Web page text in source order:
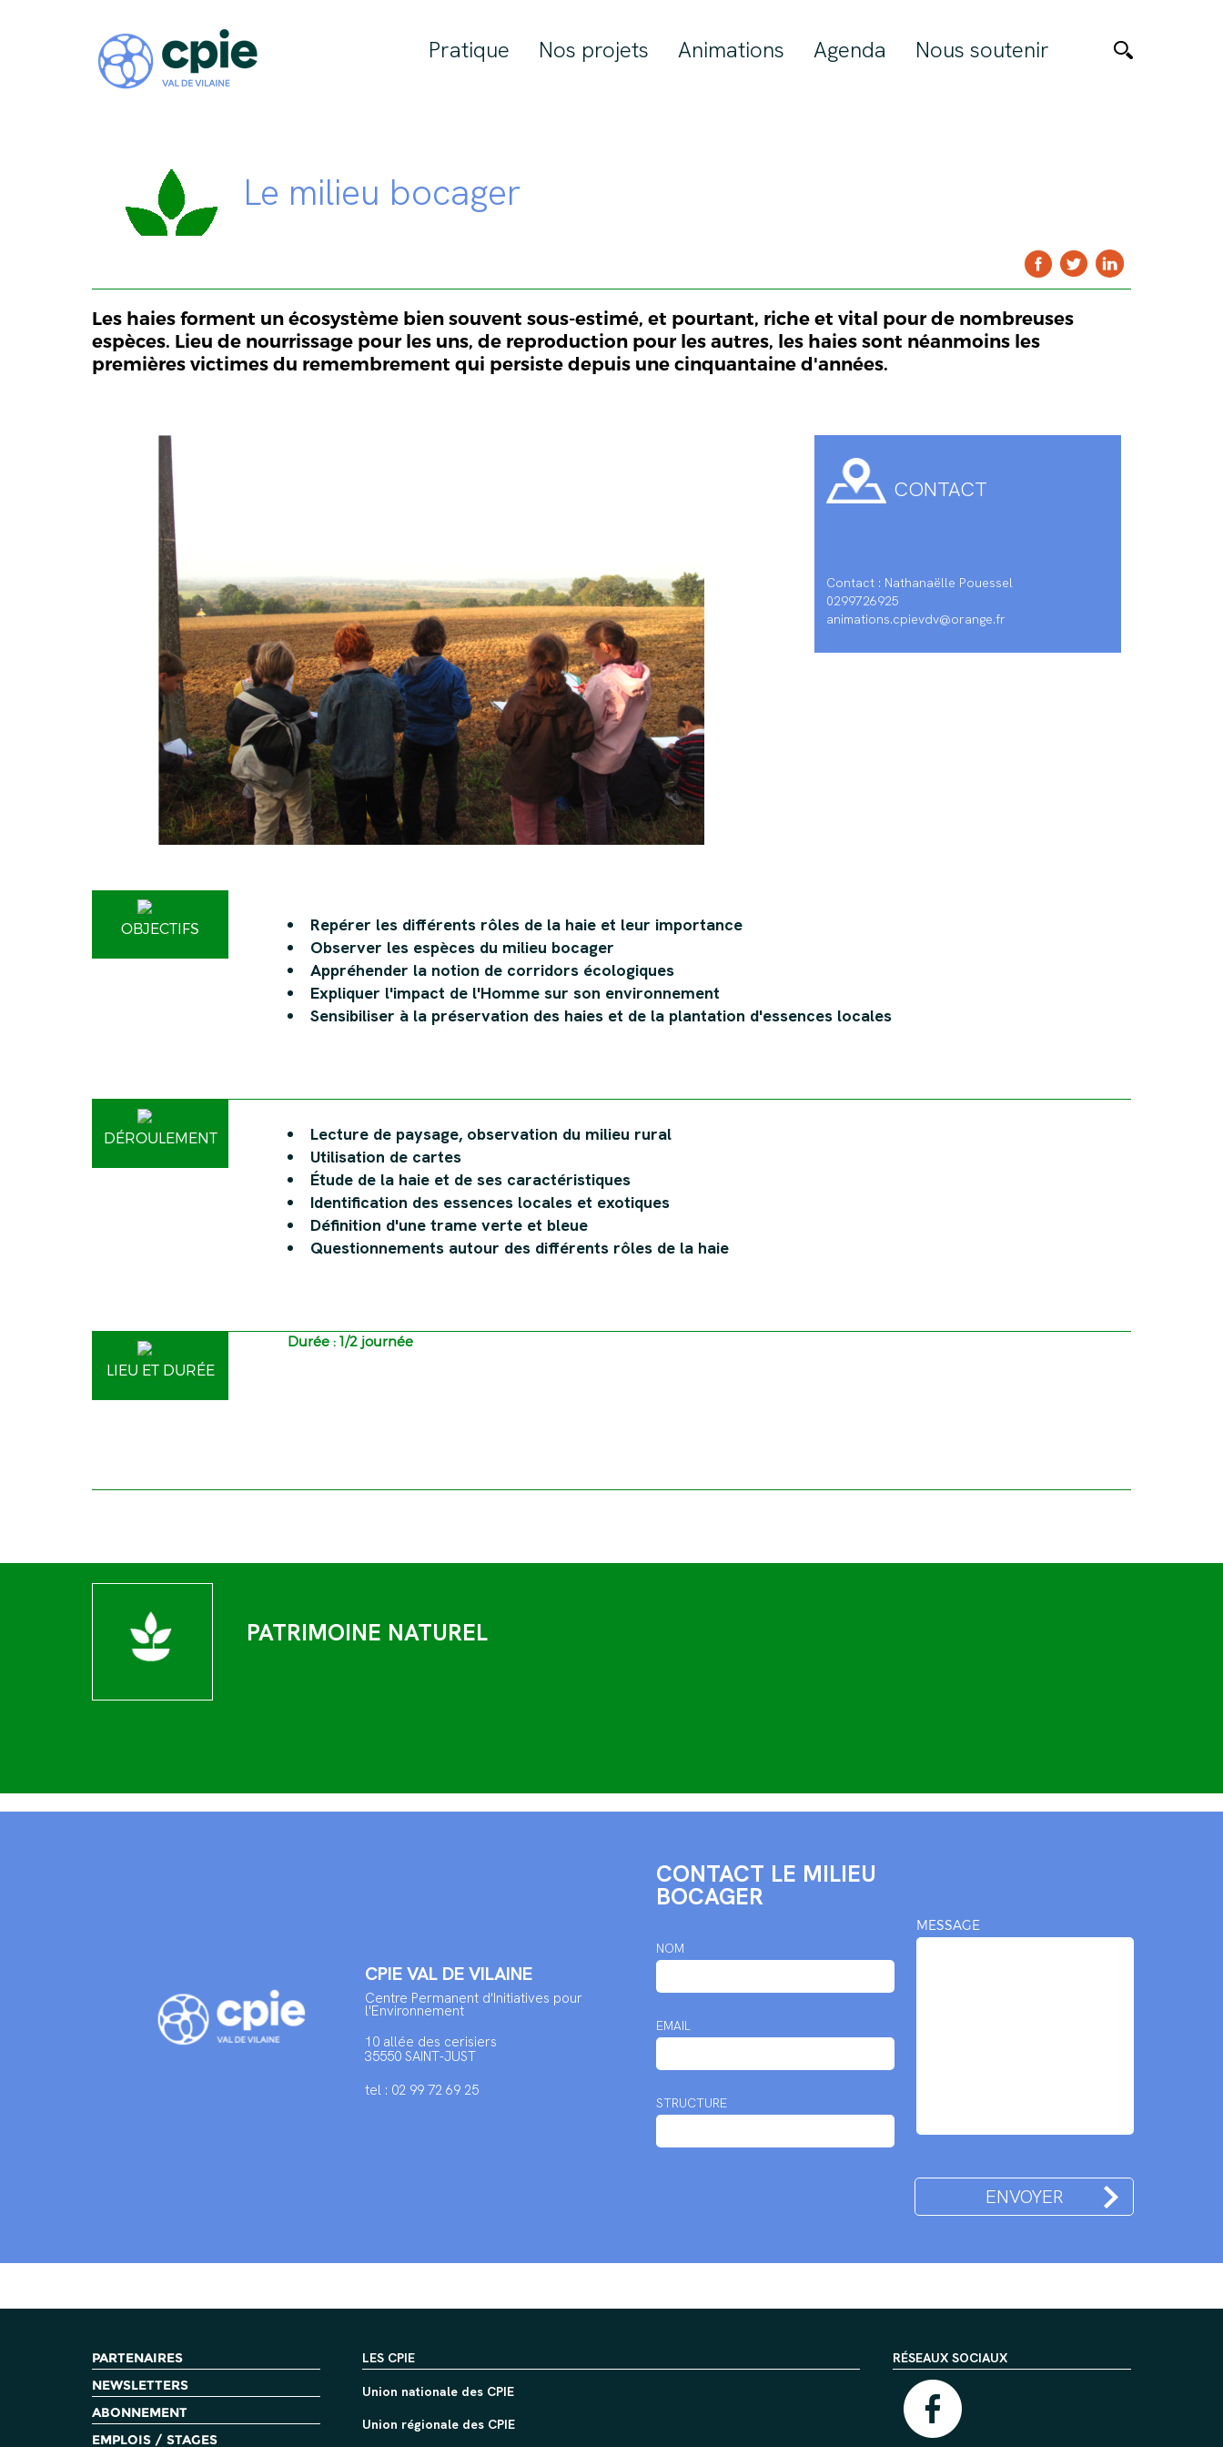
Pratique Nos projets Animations Agenda Nous soutenir
Le milieu bocager
Les haies forment un écosystème bien souvent sous-estimé, et pourtant, riche et vital pour de nombreuses
espèces. Lieu de nourrissage pour les uns, de reproduction pour les autres, les haies sont néanmoins les
premières victimes du remembrement qui persiste depuis une cinquantaine d'années.
CONTACT
Contact : Nathanaëlle Pouessel
0299726925
animations.cpievdv@orange.fr
OBJECTIFS
Repérer les différents rôles de la haie et leur importance
Observer les espèces du milieu bocager
Appréhender la notion de corridors écologiques
Expliquer l'impact de l'Homme sur son environnement
Sensibiliser à la préservation des haies et de la plantation d'essences locales
DÉROULEMENT
Lecture de paysage, observation du milieu rural
Utilisation de cartes
Étude de la haie et de ses caractéristiques
Identification des essences locales et exotiques
Définition d'une trame verte et bleue
Questionnements autour des différents rôles de la haie
LIEU ET DURÉE
Durée : 1/2 journée
PATRIMOINE NATUREL
CPIE VAL DE VILAINE
Centre Permanent d'Initiatives pour
l'Environnement
10 allée des cerisiers
35550 SAINT-JUST
tel : 02 99 72 69 25
CONTACT LE MILIEU
BOCAGER
NOM
EMAIL
STRUCTURE
MESSAGE
PARTENAIRES
NEWSLETTERS
ABONNEMENT
EMPLOIS / STAGES
LES CPIE
Union nationale des CPIE
Union régionale des CPIE
RÉSEAUX SOCIAUX